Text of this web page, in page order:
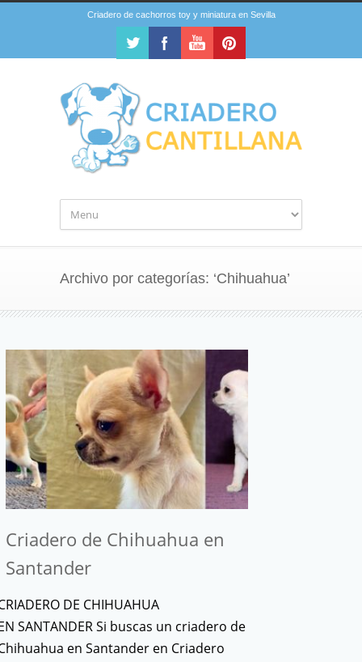
Criadero de cachorros toy y miniatura en Sevilla
Archivo por categorías: ‘Chihuahua’
Criadero de Chihuahua en
Santander
DE CHIHUAHUA
SANTANDER Si buscas un criadero de
en Santander en Criadero